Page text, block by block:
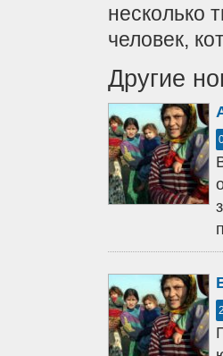
несколько
человек,
Другие